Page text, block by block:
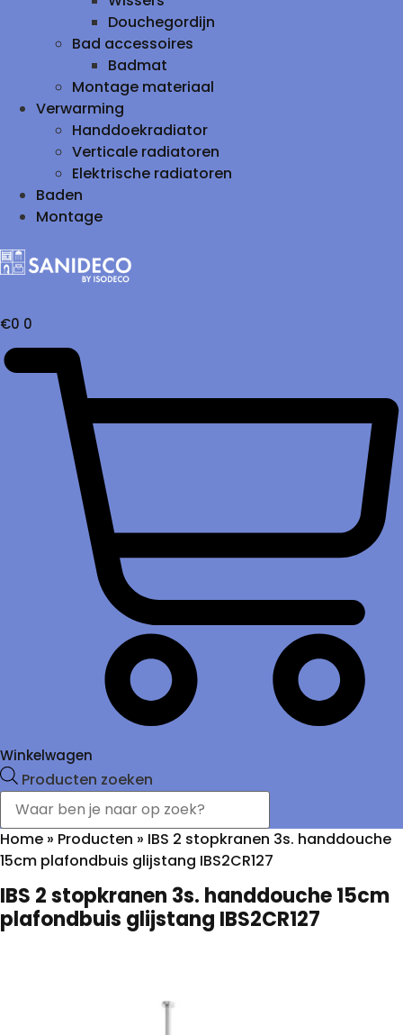
Douchegordijn
Bad accessoires
Badmat
Montage materiaal
Verwarming
Handdoekradiator
Verticale radiatoren
Elektrische radiatoren
Baden
Montage
€0 0
Winkelwagen
Producten zoeken
Home » Producten » IBS 2 stopkranen 3s. handdouche
15cm plafondbuis glijstang IBS2CR127
IBS 2 stopkranen 3s. handdouche 15cm
plafondbuis glijstang IBS2CR127